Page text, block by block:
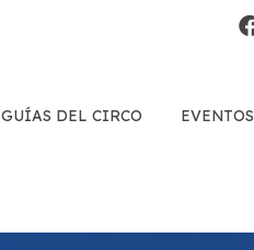
GUÍAS DEL CIRCO EVENTOS